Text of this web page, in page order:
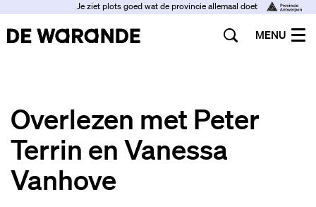
Je ziet plots goed wat de provincie allemaal doet
MENU
Overlezen met Peter
Terrin en Vanessa
Vanhove